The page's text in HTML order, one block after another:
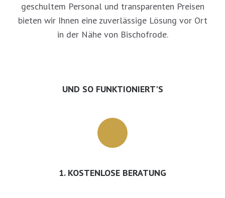
geschultem Personal und transparenten Preisen
bieten wir Ihnen eine zuverlässige Lösung vor Ort
in der Nähe von Bischofrode.
UND SO FUNKTIONIERT'S
1. KOSTENLOSE BERATUNG